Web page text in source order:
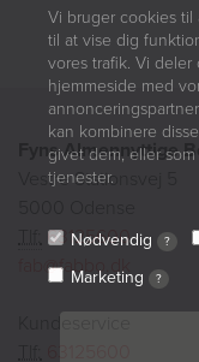
Vi bruger cookies til
til at vise dig
vores trafik. Vi
hjemmeside med
kan kombinere
givet dem, eller
tjenester.
Nødvendig ?
Marketing ?
Fyns Almennyttige
Vestre Stationsvej 5
63125600
fab@fabbo.dk